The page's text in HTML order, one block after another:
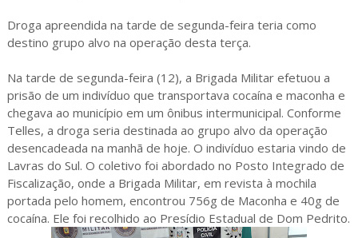
Droga apreendida na tarde de segunda-feira teria como
destino grupo alvo na operação desta terça.
Na tarde de segunda-feira (12), a Brigada Militar efetuou a
prisão de um indivíduo que transportava cocaína e maconha e
chegava ao município em um ônibus intermunicipal. Conforme
Telles, a droga seria destinada ao grupo alvo da operação
desencadeada na manhã de hoje. O indivíduo estaria vindo de
Lavras do Sul. O coletivo foi abordado no Posto Integrado de
Fiscalização, onde a Brigada Militar, em revista à mochila
portada pelo homem, encontrou 756g de Maconha e 40g de
cocaína. Ele foi recolhido ao Presídio Estadual de Dom Pedrito.